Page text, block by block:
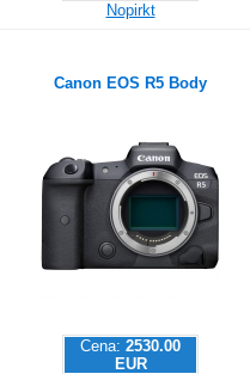
Nopirkt
Canon EOS R5 Body
Cena: 2530.00
EUR